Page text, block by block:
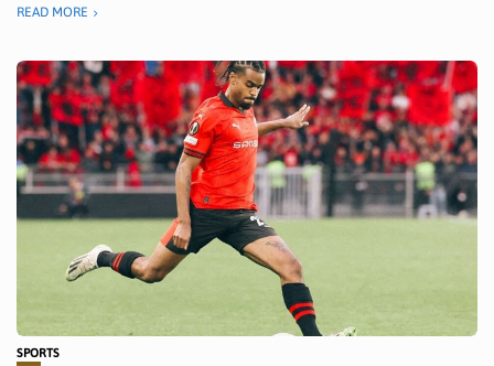
READ MORE
SPORTS